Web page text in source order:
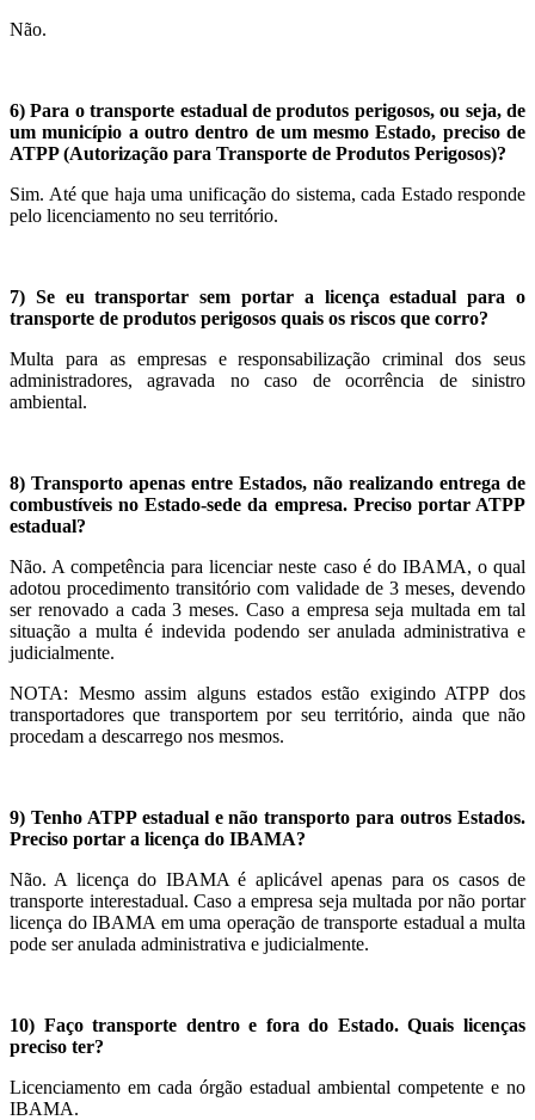
Não.
6) Para o transporte estadual de produtos perigosos, ou seja, de
um município a outro dentro de um mesmo Estado, preciso de
ATPP (Autorização para Transporte de Produtos Perigosos)?
Sim. Até que haja uma unificação do sistema, cada Estado responde
pelo licenciamento no seu território.
7) Se eu transportar sem portar a licença estadual para o
transporte de produtos perigosos quais os riscos que corro?
Multa para as empresas e responsabilização criminal dos seus
administradores, agravada no caso de ocorrência de sinistro
ambiental.
8) Transporto apenas entre Estados, não realizando entrega de
combustíveis no Estado-sede da empresa. Preciso portar ATPP
estadual?
Não. A competência para licenciar neste caso é do IBAMA, o qual
adotou procedimento transitório com validade de 3 meses, devendo
ser renovado a cada 3 meses. Caso a empresa seja multada em tal
situação a multa é indevida podendo ser anulada administrativa e
judicialmente.
NOTA: Mesmo assim alguns estados estão exigindo ATPP dos
transportadores que transportem por seu território, ainda que não
procedam a descarrego nos mesmos.
9) Tenho ATPP estadual e não transporto para outros Estados.
Preciso portar a licença do IBAMA?
Não. A licença do IBAMA é aplicável apenas para os casos de
transporte interestadual. Caso a empresa seja multada por não portar
licença do IBAMA em uma operação de transporte estadual a multa
pode ser anulada administrativa e judicialmente.
10) Faço transporte dentro e fora do Estado. Quais licenças
preciso ter?
Licenciamento em cada órgão estadual ambiental competente e no
IBAMA.